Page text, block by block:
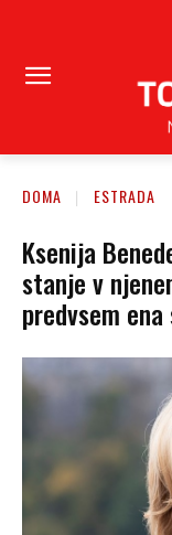
DOMA ESTRADA
Ksenija
stanje v
predvsem